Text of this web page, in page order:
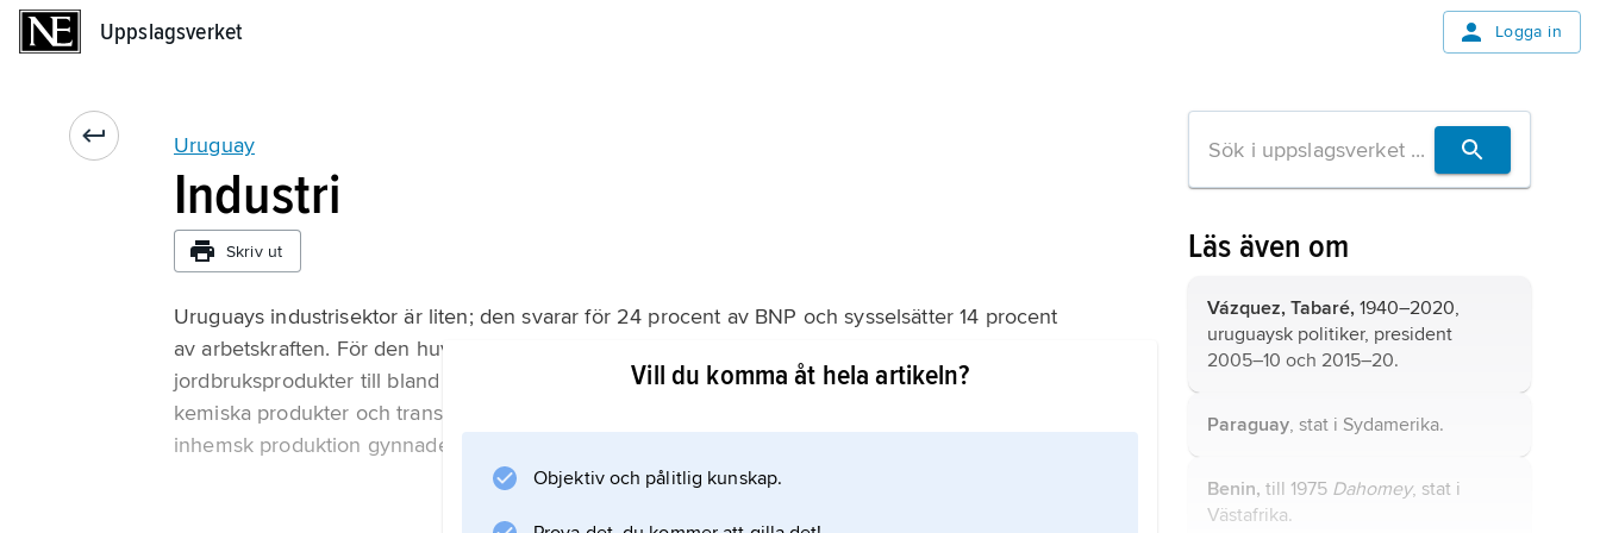
Uppslagsverket Logga in
Uruguay
Industri
Skriv ut
Uruguays industrisektor är liten; den svarar för 24 procent av BNP och sysselsätter 14 procent
av arbetskraften. För den huvudsakliga produktionen svarar industri som förädlar
jordbruksprodukter till bland annat livsmedel, textilier, tobak och skor. Även oljederivat,
kemiska produkter och transportutrustning tillverkas. Program för att ersätta import med
inhemsk produktion gynnade
Vill du komma åt hela artikeln?
Objektiv och pålitlig kunskap.
Läs även om
Vázquez, Tabaré, 1940–2020,
uruguaysk politiker, president
2005–10 och 2015–20.
Paraguay, stat i Sydamerika.
Benin, till 1975 Dahomey, stat i
Västafrika.